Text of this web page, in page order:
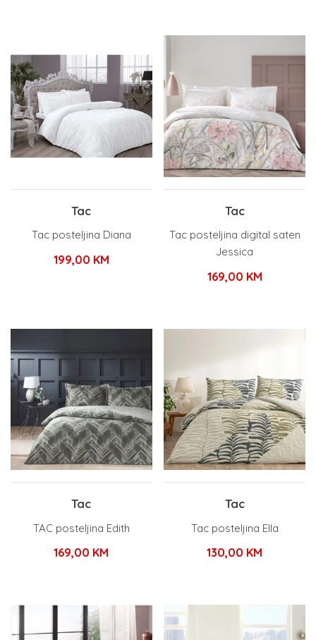
Tac
Tac posteljina Diana
199,00 KM
Tac
Tac posteljina digital saten
Jessica
169,00 KM
Tac
TAC posteljina Edith
169,00 KM
Tac
Tac posteljina Ella
130,00 KM